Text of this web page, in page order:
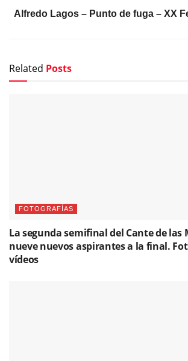
Alfredo Lagos – Punto de fuga – XX
Related Posts
FOTOGRAFÍAS
La segunda semifinal del Cante de las
nueve nuevos aspirantes a la final.
vídeos